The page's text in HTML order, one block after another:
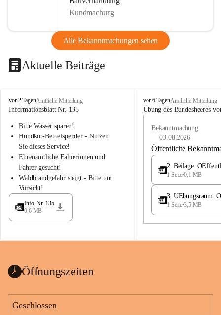
Kundmachung
Alle Bekanntmachungen sehen
Aktuelle Beiträge
B
u
h
a
d
l
a
vor 2 TagenAmtliche Mitteilung
Informationsblatt Nr. 135
Bitte Wasser sparen!
Hundkot-Beutelspender - Nutzen
Sie dieses Service!
Ehrenamtliche Fahrerinnen und
Fahrer gesucht!
Waldbrandgefahr steigt - Bitte um
Vorsicht!
Info_Nr. 135
0,6 MB
B
u
e
a
vor 6 TagenAmtliche Mitteilung
Übung des Bundesheeres
Bekanntmachung
03.08.2026
Öffentliche
1 Seite•0,1 MB
1 Seite•3,5 MB
Öffnungszeiten
Geschlossen